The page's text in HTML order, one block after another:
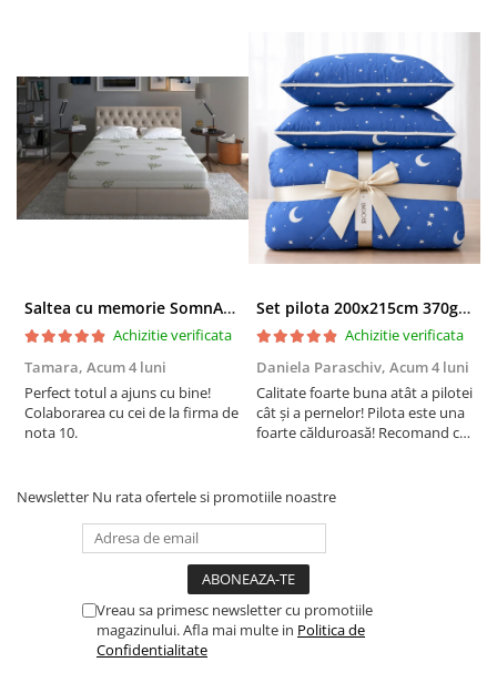
Saltea cu memorie SomnART XXL Memory Plus 160x190, înălțime 25cm, pentru persoane supraponderale, husă Aloe Vera detașabilă, rulată, fermitate mare
Achizitie verificata
Tamara, Acum 4 luni
Perfect totul a ajuns cu bine!
Colaborarea cu cei de la firma de
nota 10.
Set pilota 200x215cm 370g cu 2 perne 50x70,albastru- PLT36
Achizitie verificata
Daniela Paraschiv, Acum 4 luni
Calitate foarte buna atât a pilotei
cât și a pernelor! Pilota este una
foarte călduroasă! Recomand cu
Newsletter Nu rata ofertele si promotiile noastre
Vreau sa primesc newsletter cu promotiile
magazinului. Afla mai multe in Politica de
Confidentialitate